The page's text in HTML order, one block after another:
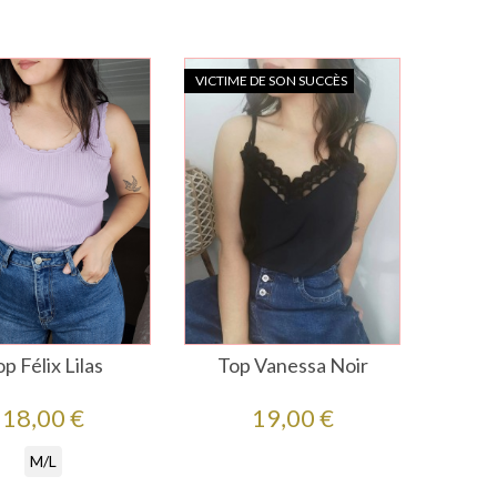
Félix Lilas
Prix
18,00 €
M/L
Top Vanessa Noir
Prix
19,00 €
VICTIME DE SON SUCCÈS